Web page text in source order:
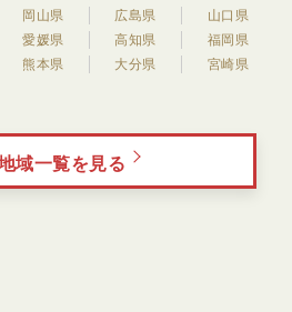
岡山県 広島県
山口県
愛媛県 高知県
福岡県
熊本県 大分県
宮崎県
域一覧を見る